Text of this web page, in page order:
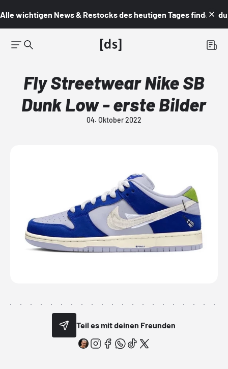
Alle wichtigen News & Restocks des heutigen Tages findest du
Fly Streetwear Nike SB
Dunk Low - erste Bilder
04. Oktober 2022
Teil es mit deinen Freunden